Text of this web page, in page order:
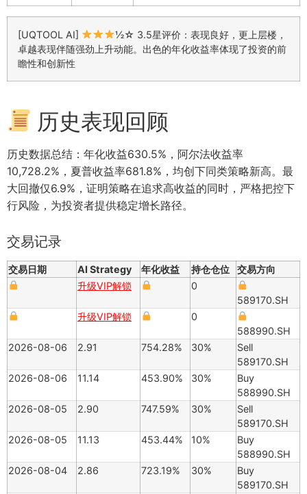
[UQTOOL AI]
½☆ 3.5星评价：表现良好，更上层楼，
卓越表现伴随强劲上升动能。出色的年化收益率体现了投资的前
瞻性和创新性
历史表现回顾
历史数据总结：年化收益630.5%，阿尔法收益率
10,728.2%，夏普收益率681.8%，均创下同类策略新高。最
大回撤仅6.9%，证明策略在追求高收益的同时，严格把控下
行风险，为投资者提供稳定增长路径。
交易记录
交易日期 AI Strategy 年化收益 持仓仓位
交易方向
升级VIP解锁
0
589170.SH
升级VIP解锁
0
588990.SH
2026-08-06
2.91 754.28% 30%
Sell
589170.SH
2026-08-06
11.14 453.90% 30%
Buy
588990.SH
2026-08-05
2.90 747.59% 30%
Sell
589170.SH
2026-08-05
11.13 453.44% 10%
Buy
588990.SH
2026-08-04
2.86 723.19% 30%
Buy
589170.SH